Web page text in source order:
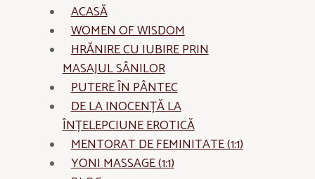
ACASĂ
WOMEN OF WISDOM
HRĂNIRE CU IUBIRE PRIN
MASAJUL SÂNILOR
PUTERE ÎN PÂNTEC
DE LA INOCENȚĂ LA
ÎNȚELEPCIUNE EROTICĂ
MENTORAT DE FEMINITATE (1:1)
YONI MASSAGE (1:1)